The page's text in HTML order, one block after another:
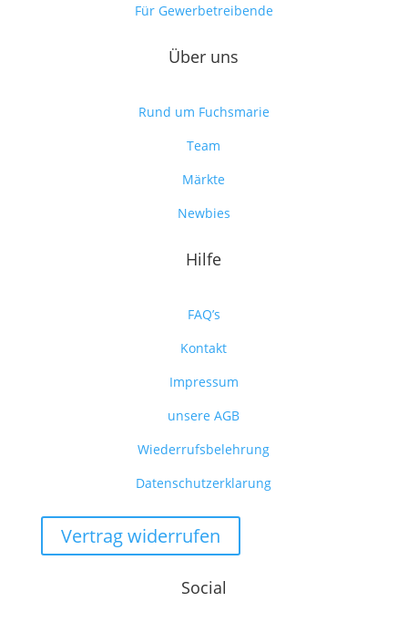
Für Gewerbetreibende
Über uns
Rund um Fuchsmarie
Team
Märkte
Newbies
Hilfe
FAQ’s
Kontakt
Impressum
unsere AGB
Wiederrufsbelehrung
Datenschutzerklarung
Vertrag widerrufen
Social